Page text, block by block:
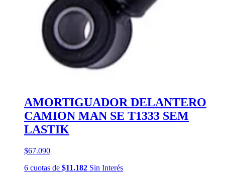
AMORTIGUADOR DELANTERO
CAMION MAN SE T1333 SEM
LASTIK
$67.090
6 cuotas de $11.182 Sin Interés